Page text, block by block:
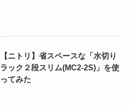
【ニトリ】省スペースな「水切り
ラック２段スリム(MC2-2S)」を使
ってみた